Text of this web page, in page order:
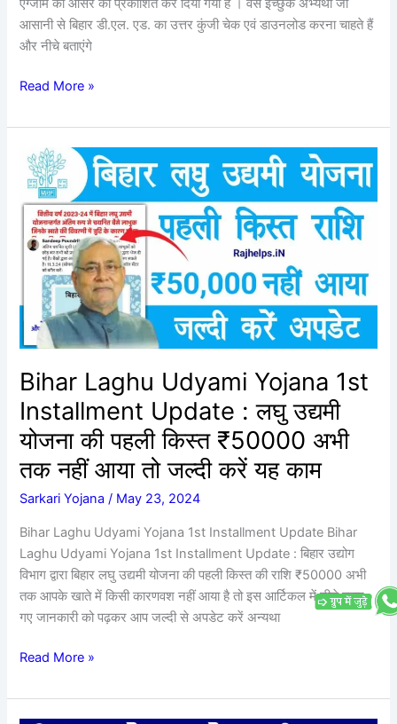
आसानी से बिहार डी.एल. एड. का उत्तर कुंजी चेक एवं डाउनलोड करना चाहते हैं
और नीचे बताएंगे
प्रक्रिया?
Read More »
Bihar Laghu Udyami Yojana 1st
Installment Update : लघु उद्यमी
योजना की पहली किस्त ₹50000 अभी
तक नहीं आया तो जल्दी करें यह काम
Sarkari Yojana / May 23, 2024
Bihar Laghu Udyami Yojana 1st Installment Update Bihar
Laghu Udyami Yojana 1st Installment Update : बिहार उद्योग
विभाग द्वारा बिहार लघु उद्यमी योजना की पहली किस्त की राशि ₹50000 अभी
तक आपके खाते में किसी कारणवश नहीं आया है तो इस आर्टिकल में नीचे बताए
गए जानकारी को पढ़कर आप जल्दी से अपडेट करें अन्यथा
Bihar
Laghu
Udyami
Yojana
1st
Installment
Update
:
लघु
उद्यमी
योजना
की
पहली
किस्त
अभी
तक
आया
तो
जल्दी
करें
यह
Read More »